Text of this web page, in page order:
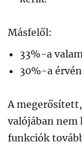
Másfelől:
33%-a
30%-a
A
valójában
funkciók